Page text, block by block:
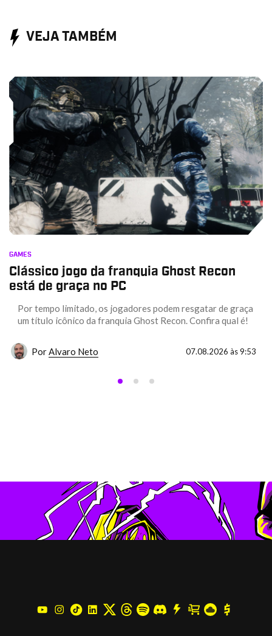
VEJA TAMBÉM
GAMES
Clássico jogo da franquia Ghost Recon
está de graça no PC
Por tempo limitado, os jogadores podem resgatar de graça
um título icônico da franquia Ghost Recon. Confira qual é!
PorAlvaro Neto 07.08.2026 às 9:53